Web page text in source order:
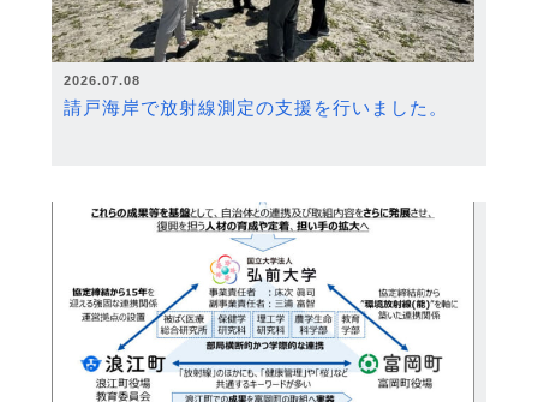
2026.07.08
請戸海岸で放射線測定の支援を行いました。